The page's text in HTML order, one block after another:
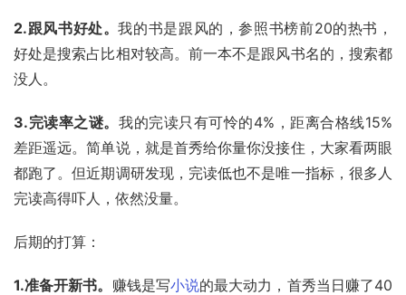
2.跟风书好处。我的书是跟风的，参照书榜前20的热书，
好处是搜索占比相对较高。前一本不是跟风书名的，搜索都
没人。
3.完读率之谜。 我的完读只有可怜的4%，距离合格线15%
差距遥远。简单说，就是首秀给你量你没接住，大家看两眼
都跑了。但近期调研发现，完读低也不是唯一指标，很多人
完读高得吓人，依然没量。
后期的打算：
1.准备开新书。 赚钱是写小说的最大动力，首秀当日赚了40